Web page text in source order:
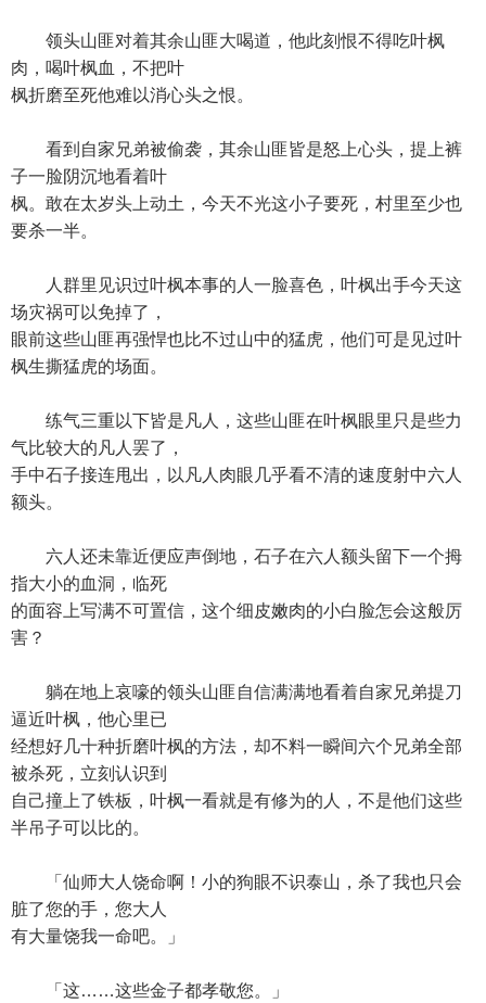
领头山匪对着其余山匪大喝道，他此刻恨不得吃叶枫
肉，喝叶枫血，不把叶
枫折磨至死他难以消心头之恨。
看到自家兄弟被偷袭，其余山匪皆是怒上心头，提上裤
子一脸阴沉地看着叶
枫。敢在太岁头上动土，今天不光这小子要死，村里至少也
要杀一半。
人群里见识过叶枫本事的人一脸喜色，叶枫出手今天这
场灾祸可以免掉了，
眼前这些山匪再强悍也比不过山中的猛虎，他们可是见过叶
枫生撕猛虎的场面。
练气三重以下皆是凡人，这些山匪在叶枫眼里只是些力
气比较大的凡人罢了，
手中石子接连甩出，以凡人肉眼几乎看不清的速度射中六人
额头。
六人还未靠近便应声倒地，石子在六人额头留下一个拇
指大小的血洞，临死
的面容上写满不可置信，这个细皮嫩肉的小白脸怎会这般厉
害？
躺在地上哀嚎的领头山匪自信满满地看着自家兄弟提刀
逼近叶枫，他心里已
经想好几十种折磨叶枫的方法，却不料一瞬间六个兄弟全部
被杀死，立刻认识到
自己撞上了铁板，叶枫一看就是有修为的人，不是他们这些
半吊子可以比的。
「仙师大人饶命啊！小的狗眼不识泰山，杀了我也只会
脏了您的手，您大人
有大量饶我一命吧。」
「这……这些金子都孝敬您。」